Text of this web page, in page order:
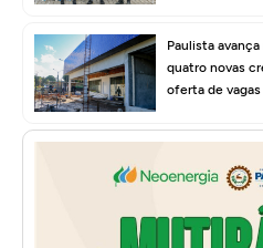
Paulista
quatro novas
oferta de